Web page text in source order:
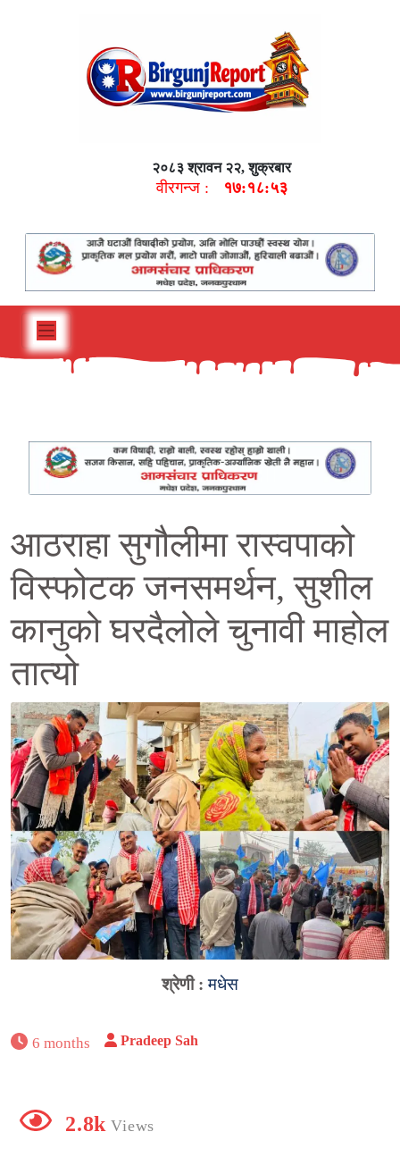
२०८३ श्रावन २२, शुक्रबार
वीरगन्ज : १७:१८:५५
आठराहा सुगौलीमा रास्वपाको
विस्फोटक जनसमर्थन, सुशील
कानुको घरदैलोले चुनावी माहोल
तात्यो
श्रेणी :मधेस
6 months Pradeep Sah
2.8k Views